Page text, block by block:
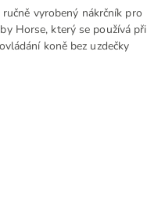
ručně vyrobený nákrčník pro
Horse, který se používá při
koně bez uzdečky